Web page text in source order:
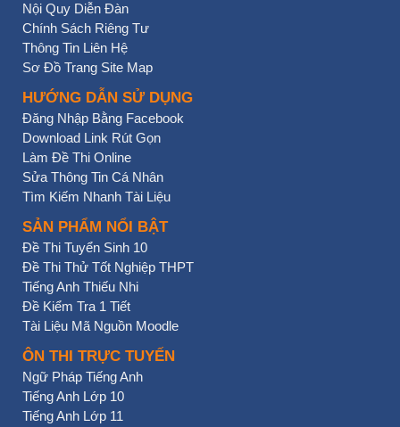
Nội Quy Diễn Đàn
Chính Sách Riêng Tư
Thông Tin Liên Hệ
Sơ Đồ Trang Site Map
HƯỚNG DẪN SỬ DỤNG
Đăng Nhập Bằng Facebook
Download Link Rút Gọn
Làm Đề Thi Online
Sửa Thông Tin Cá Nhân
Tìm Kiếm Nhanh Tài Liệu
SẢN PHẨM NỔI BẬT
Đề Thi Tuyển Sinh 10
Đề Thi Thử Tốt Nghiệp THPT
Tiếng Anh Thiếu Nhi
Đề Kiểm Tra 1 Tiết
Tài Liệu Mã Nguồn Moodle
ÔN THI TRỰC TUYẾN
Ngữ Pháp Tiếng Anh
Tiếng Anh Lớp 10
Tiếng Anh Lớp 11